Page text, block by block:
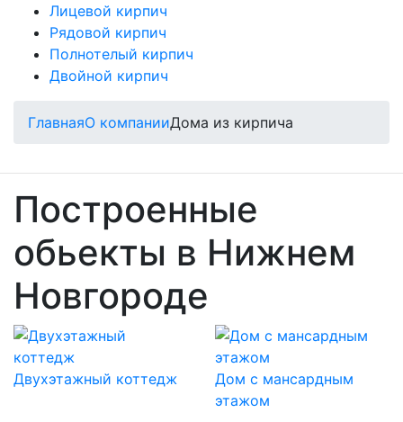
Лицевой кирпич
Рядовой кирпич
Полнотелый кирпич
Двойной кирпич
ГлавнаяО компанииДома из кирпича
Построенные
обьекты в Нижнем
Новгороде
Двухэтажный коттедж
Дом с мансардным
этажом